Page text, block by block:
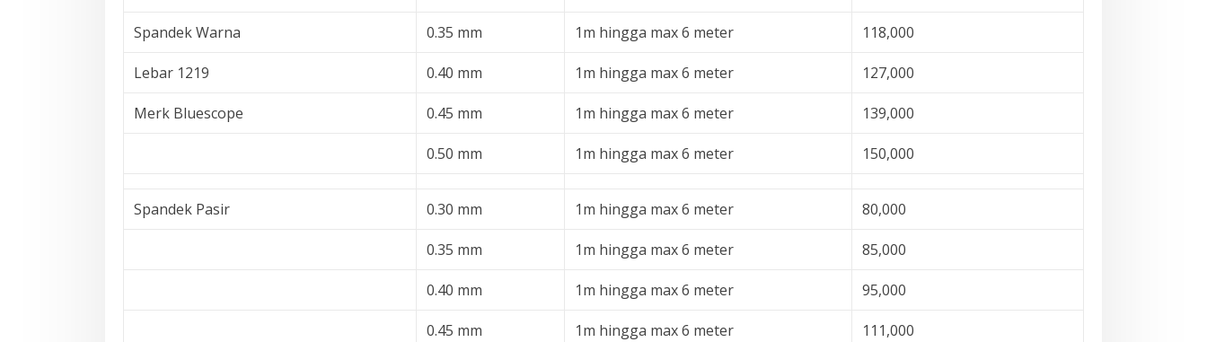
Spandek Warna 0.35 mm 1m hingga max 6 meter 118,000
Lebar 1219 0.40 mm 1m hingga max 6 meter 127,000
Merk Bluescope 0.45 mm 1m hingga max 6 meter 139,000
0.50 mm 1m hingga max 6 meter 150,000
Spandek Pasir 0.30 mm 1m hingga max 6 meter 80,000
0.35 mm 1m hingga max 6 meter 85,000
0.40 mm 1m hingga max 6 meter 95,000
0.45 mm 1m hingga max 6 meter 111,000